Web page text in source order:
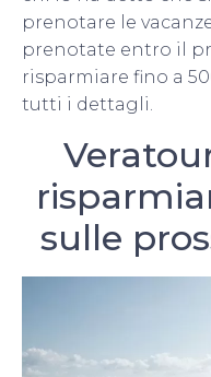
prenotare le
prenotate entro il
risparmiare fino a
tutti i dettagli.
sulle